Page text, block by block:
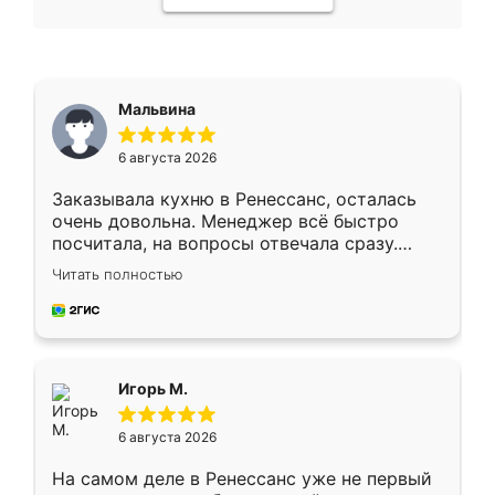
Мальвина
6 августа 2026
Заказывала кухню в Ренессанс, осталась
очень довольна. Менеджер всё быстро
посчитала, на вопросы отвечала сразу.
Замерщик приехал в субботу, подошёл к
делу со всей ответственностью. Собрали
за день, ребята работали аккуратно, даже
Читать полностью
Игорь М.
6 августа 2026
На самом деле в Ренессанс уже не первый